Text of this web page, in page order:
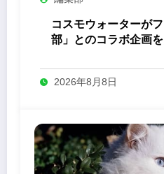
コスモウォーターが
部」とのコラボ企画
2026年8月8日